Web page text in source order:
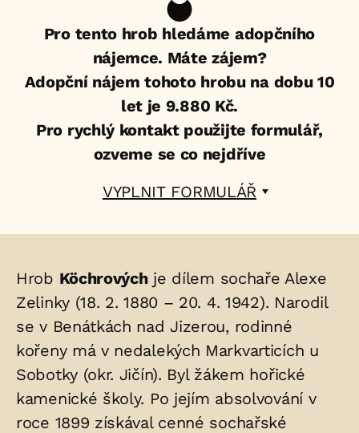
Pro tento hrob hledáme adopčního
nájemce. Máte zájem?
Adopční nájem tohoto hrobu na dobu 10
let je 9.880 Kč.
Pro rychlý kontakt použijte formulář,
ozveme se co nejdříve
VYPLNIT FORMULÁŘ
Životopis
osoby/osob
uložených
v
hrobu:
Hrob Köchrovýchje dílem sochaře Alexe
Zelinky (18. 2. 1880 – 20. 4. 1942). Narodil
se v Benátkách nad Jizerou, rodinné
kořeny má v nedalekých Markvarticích u
Sobotky (okr. Jičín). Byl žákem hořické
kamenické školy. Po jejím absolvování v
roce 1899 získával cenné sochařské